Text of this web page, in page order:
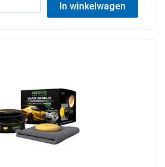
In winkelwagen